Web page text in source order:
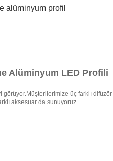
alüminyum profil
Alüminyum LED Profili
görüyor.Müşterilerimize üç farklı
aksesuar da sunuyoruz.